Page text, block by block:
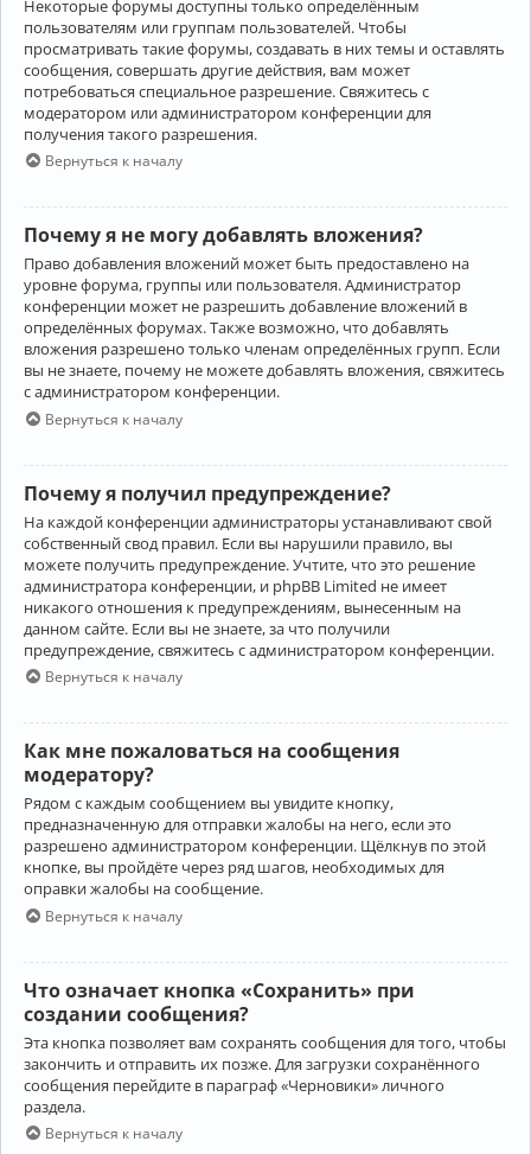
Некоторые форумы доступны только определённым
пользователям или группам пользователей. Чтобы
просматривать такие форумы, создавать в них темы и оставлять
сообщения, совершать другие действия, вам может
потребоваться специальное разрешение. Свяжитесь с
модератором или администратором конференции для
получения такого разрешения.
Вернуться к началу
Почему я не могу добавлять вложения?
Право добавления вложений может быть предоставлено на
уровне форума, группы или пользователя. Администратор
конференции может не разрешить добавление вложений в
определённых форумах. Также возможно, что добавлять
вложения разрешено только членам определённых групп. Если
вы не знаете, почему не можете добавлять вложения, свяжитесь
с администратором конференции.
Вернуться к началу
Почему я получил предупреждение?
На каждой конференции администраторы устанавливают свой
собственный свод правил. Если вы нарушили правило, вы
можете получить предупреждение. Учтите, что это решение
администратора конференции, и phpBB Limited не имеет
никакого отношения к предупреждениям, вынесенным на
данном сайте. Если вы не знаете, за что получили
предупреждение, свяжитесь с администратором конференции.
Вернуться к началу
Как мне пожаловаться на сообщения
модератору?
Рядом с каждым сообщением вы увидите кнопку,
предназначенную для отправки жалобы на него, если это
разрешено администратором конференции. Щёлкнув по этой
кнопке, вы пройдёте через ряд шагов, необходимых для
оправки жалобы на сообщение.
Вернуться к началу
Что означает кнопка «Сохранить» при
создании сообщения?
Эта кнопка позволяет вам сохранять сообщения для того, чтобы
закончить и отправить их позже. Для загрузки сохранённого
сообщения перейдите в параграф «Черновики» личного
раздела.
Вернуться к началу